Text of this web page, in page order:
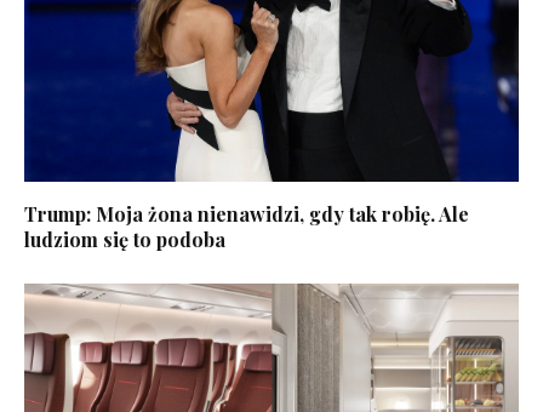
Trump: Moja żona nienawidzi, gdy tak robię. Ale
ludziom się to podoba